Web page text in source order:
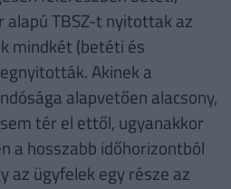
TBSZ-t nyitottak az
mindkét (betéti és
Akinek a
alapvetően alacsony,
tér el ettől, ugyanakkor
a hosszabb időhorizontból
az ügyfelek egy része az